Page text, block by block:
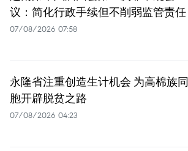
议：简化行政手续但不削弱监管责任
07/08/2026 07:58
永隆省注重创造生计机会 为高棉族同
胞开辟脱贫之路
07/08/2026 04:23